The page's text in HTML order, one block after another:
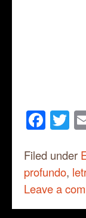
Filed under
profundo,
Leave a